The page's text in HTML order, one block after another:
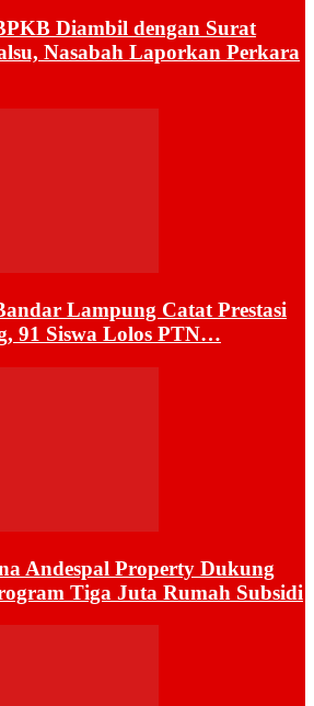
Diambil dengan Surat
Nasabah Laporkan Perkara
Lampung Catat Prestasi
91 Siswa Lolos PTN…
Andespal Property Dukung
Tiga Juta Rumah Subsidi